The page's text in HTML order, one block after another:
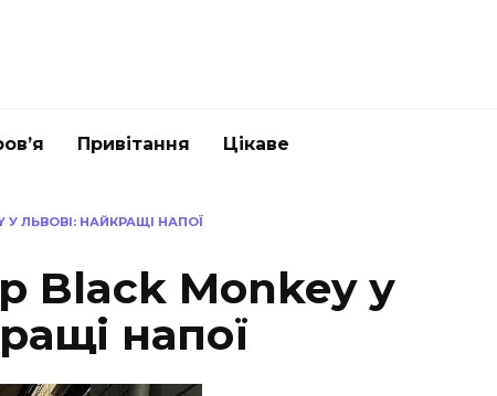
Привітання Цікаве
У ЛЬВОВІ: НАЙКРАЩІ НАПОЇ
Black Monkey у
напої